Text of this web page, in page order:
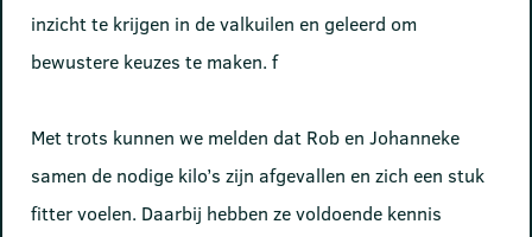
inzicht te krijgen in de valkuilen en geleerd om
bewustere keuzes te maken. f
Met trots kunnen we melden dat Rob en Johanneke
samen de nodige kilo’s zijn afgevallen en zich een stuk
fitter voelen. Daarbij hebben ze voldoende kennis